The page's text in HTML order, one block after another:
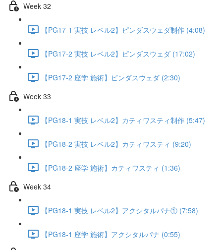
Week 32
【PG17-1 実技 レベル2】ピンダスウェダ制作 (4:08)
【PG17-2 実技 レベル2】ピンダスウェダ (17:02)
【PG17-2 座学 施術】ピンダスウェダ (2:30)
Week 33
【PG18-1 実技 レベル2】カティワスティ制作 (5:47)
【PG18-2 実技 レベル2】カティワスティ (9:20)
【PG18-2 座学 施術】カティワスティ (1:36)
Week 34
【PG18-1 実技 レベル2】アクシタルパナ① (7:58)
【PG18-1 座学 施術】アクシタルパナ (0:55)